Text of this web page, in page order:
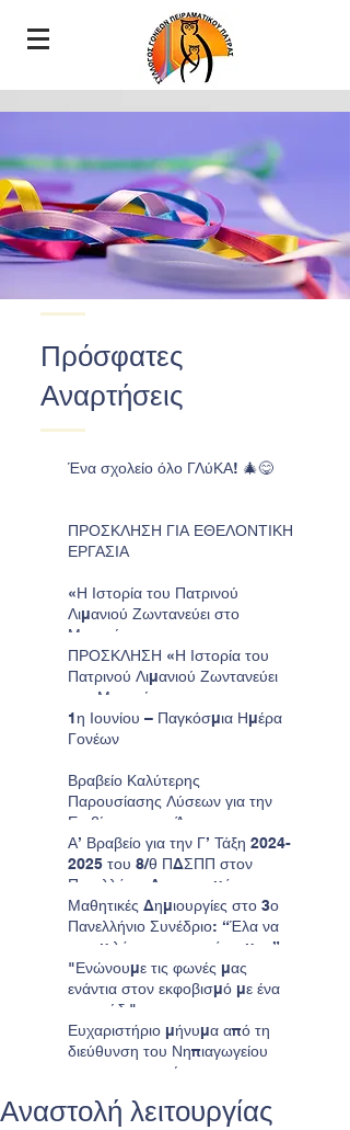
Πρόσφατες
Αναρτήσεις
Ένα σχολείο όλο ΓΛύΚΑ! 🎄😋
ΠΡΟΣΚΛΗΣΗ ΓΙΑ ΕΘΕΛΟΝΤΙΚΗ
ΕΡΓΑΣΙΑ
«Η Ιστορία του Πατρινού
Λιμανιού Ζωντανεύει στο
Μουσείο»
ΠΡΟΣΚΛΗΣΗ «Η Ιστορία του
Πατρινού Λιμανιού Ζωντανεύει
στο Μουσείο»
1η Ιουνίου – Παγκόσμια Ημέρα
Γονέων
Βραβείο Καλύτερης
Παρουσίασης Λύσεων για την
Επιβίωση στον Άρη για το
Νηπιαγωγείο μας.
Α’ Βραβείο για την Γ’ Τάξη 2024-
2025 του 8/θ ΠΔΣΠΠ στον
Πανελλήνιο Διαγωνισμό
Ζωγραφικής της Παιδικής
HELMEPA.
Μαθητικές Δημιουργίες στο 3ο
Πανελλήνιο Συνέδριο: “Έλα να
σου μιλήσω για τον τόπο μου”
"Ενώνουμε τις φωνές μας
ενάντια στον εκφοβισμό με ένα
τραγούδι"
Ευχαριστήριο μήνυμα από τη
διεύθυνση του Νηπιαγωγείου
προς τους γονείς
Αναστολή λειτουργίας